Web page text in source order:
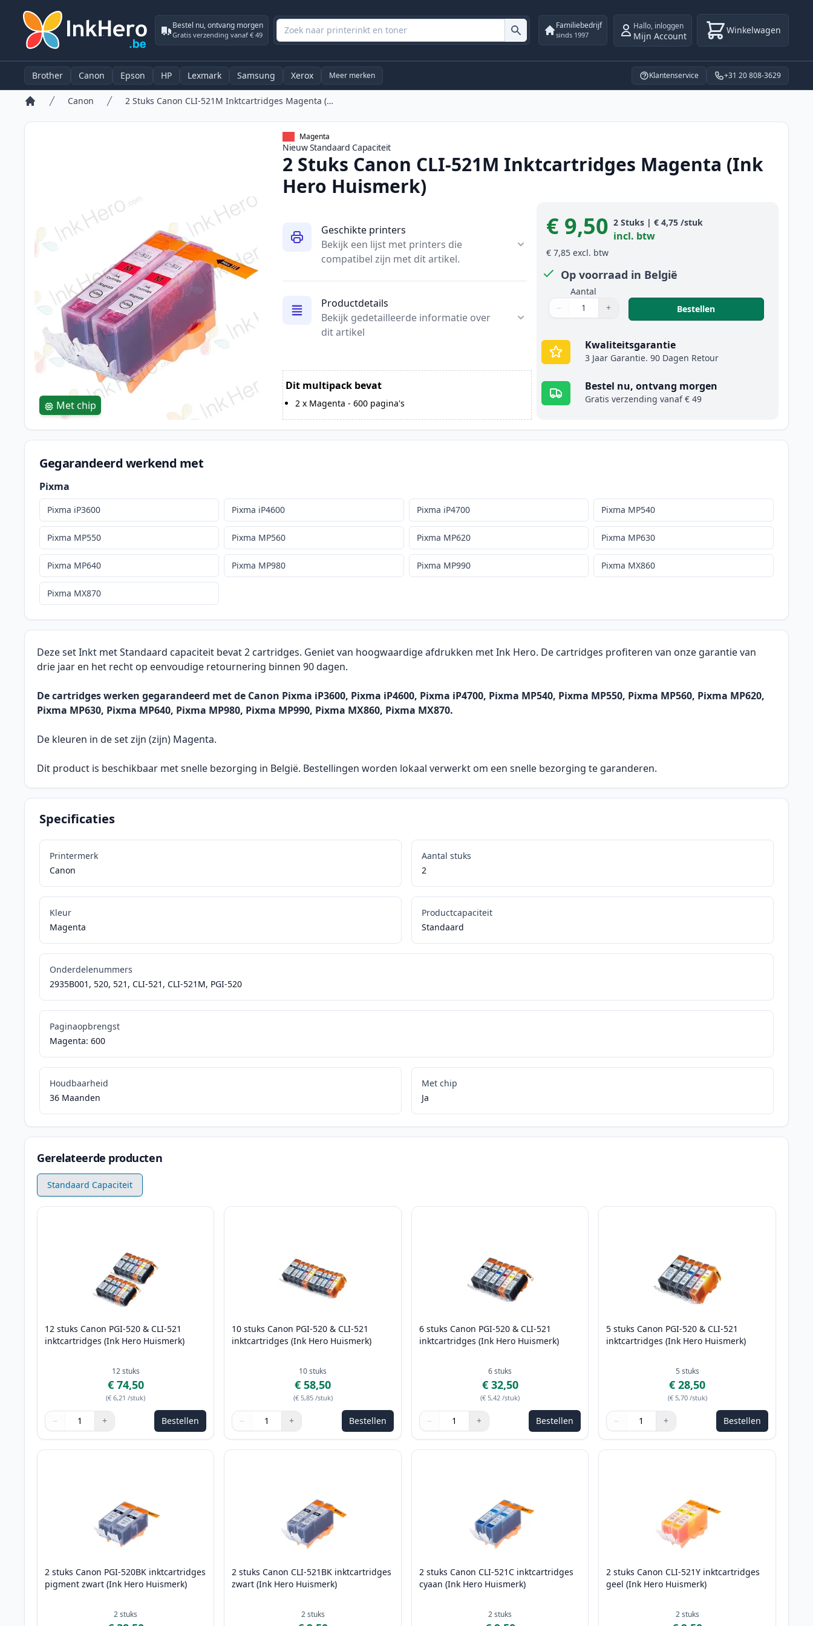
Bestel nu, ontvang morgen
Gratis verzending vanaf € 49
Familiebedrijf
sinds 1997
Hallo, inloggen
Mijn Account Winkelwagen
Brother Canon Epson HP Lexmark Samsung Xerox Meer merken Klantenservice +31 20 808-3629
Canon 2 Stuks Canon CLI-521M Inktcartridges Magenta (Ink Hero Huismerk)
Met chip
Magenta
Nieuw Standaard Capaciteit
2 Stuks Canon CLI-521M Inktcartridges Magenta (Ink
Hero Huismerk)
Geschikte printers
Bekijk een lijst met printers die
compatibel zijn met dit artikel.
Productdetails
Bekijk gedetailleerde informatie over
dit artikel
Dit multipack bevat
2x Magenta - 600 pagina's
Product information
€ 9,50 2 Stuks| € 4,75 /stuk
incl. btw
€ 7,85 excl. btw
Op voorraad in België
Aantal
Aantal
Gebruik de knoppen om aan te passen
− +
Aantal 1 Bestellen,
Kwaliteitsgarantie
3 Jaar Garantie. 90 Dagen Retour
Bestel nu, ontvang morgen
Gratis verzending vanaf € 49
Deze set Inkt met Standaard capaciteit bevat 2 cartridges. Geniet van hoogwaardige afdrukken met Ink Hero. De cartridges profiteren van onze garantie van
drie jaar en het recht op eenvoudige retournering binnen 90 dagen.
De cartridges werken gegarandeerd met de Canon Pixma iP3600, Pixma iP4600, Pixma iP4700, Pixma MP540, Pixma MP550, Pixma MP560, Pixma MP620,
Pixma MP630, Pixma MP640, Pixma MP980, Pixma MP990, Pixma MX860, Pixma MX870.
De kleuren in de set zijn (zijn) Magenta.
Dit product is beschikbaar met snelle bezorging in België. Bestellingen worden lokaal verwerkt om een snelle bezorging te garanderen.
Specificaties
Printermerk
Canon
Aantal stuks
2
Kleur
Magenta
Productcapaciteit
Standaard
Onderdelenummers
2935B001, 520, 521, CLI-521, CLI-521M, PGI-520
Paginaopbrengst
Magenta: 600
Houdbaarheid
36 Maanden
Met chip
Ja
Gerelateerde producten
Standaard Capaciteit
12 stuks Canon PGI-520 & CLI-521
inktcartridges (Ink Hero Huismerk)
12stuks
€ 74,50
(€ 6,21 /stuk)
Aantal
Gebruik de knoppen om aan te passen
− +
Aantal 1 Bestellen
10 stuks Canon PGI-520 & CLI-521
inktcartridges (Ink Hero Huismerk)
10stuks
€ 58,50
(€ 5,85 /stuk)
Aantal
Gebruik de knoppen om aan te passen
− +
Aantal 1 Bestellen
6 stuks Canon PGI-520 & CLI-521
inktcartridges (Ink Hero Huismerk)
6stuks
€ 32,50
(€ 5,42 /stuk)
Aantal
Gebruik de knoppen om aan te passen
− +
Aantal 1 Bestellen
5 stuks Canon PGI-520 & CLI-521
inktcartridges (Ink Hero Huismerk)
5 stuks
€ 28,50
(€ 5,70 /stuk)
Aantal
Gebruik de knoppen om aan te passen
− +
Aantal 1 Bestellen
2 stuks Canon PGI-520BK inktcartridges
pigment zwart (Ink Hero Huismerk)
2stuks
2 stuks Canon CLI-521BK inktcartridges
zwart (Ink Hero Huismerk)
2stuks
2 stuks Canon CLI-521C inktcartridges
cyaan (Ink Hero Huismerk)
2stuks
2 stuks Canon CLI-521Y inktcartridges
geel (Ink Hero Huismerk)
2stuks
Gegarandeerd werkend met
Pixma
Pixma iP3600 Pixma iP4600 Pixma iP4700 Pixma MP540
Pixma MP550 Pixma MP560 Pixma MP620 Pixma MP630
Pixma MP640 Pixma MP980 Pixma MP990 Pixma MX860
Pixma MX870